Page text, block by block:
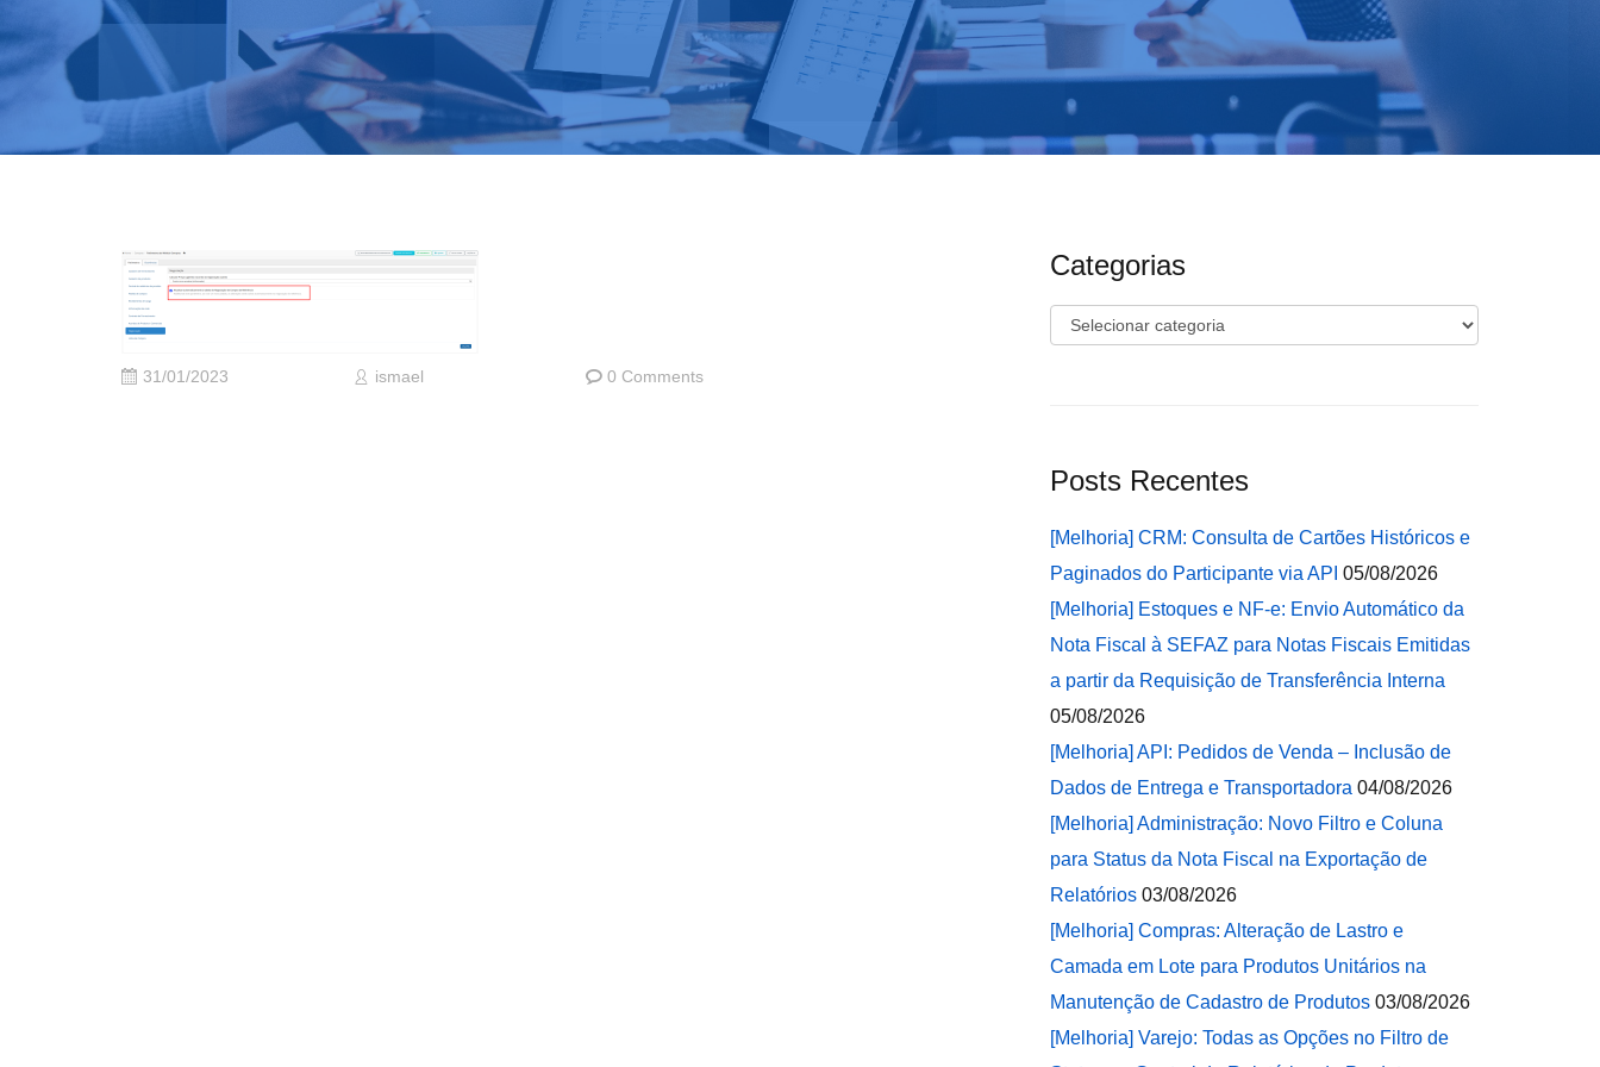
31/01/2023 ismael 0 Comments
Categorias
Categorias
Posts Recentes
[Melhoria] CRM: Consulta de Cartões Históricos e
Paginados do Participante via API 05/08/2026
[Melhoria] Estoques e NF-e: Envio Automático da
Nota Fiscal à SEFAZ para Notas Fiscais Emitidas
a partir da Requisição de Transferência Interna
05/08/2026
[Melhoria] API: Pedidos de Venda – Inclusão de
Dados de Entrega e Transportadora 04/08/2026
[Melhoria] Administração: Novo Filtro e Coluna
para Status da Nota Fiscal na Exportação de
Relatórios 03/08/2026
[Melhoria] Compras: Alteração de Lastro e
Camada em Lote para Produtos Unitários na
Manutenção de Cadastro de Produtos 03/08/2026
[Melhoria] Varejo: Todas as Opções no Filtro de